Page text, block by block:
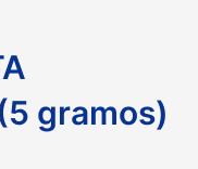
gramos)